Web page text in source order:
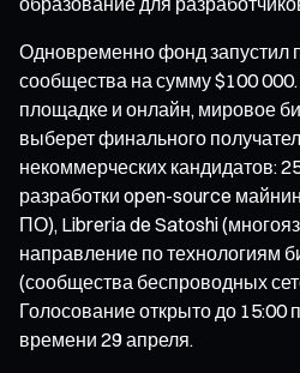
Одновременно фонд запустил
сообщества на сумму $100
площадке и онлайн, мировое
выберет финального
некоммерческих кандидатов:
разработки open-source
ПО), Libreria de Satoshi
направление по технологиям
(сообщества беспроводных
Голосование открыто до 15:00
времени 29 апреля.